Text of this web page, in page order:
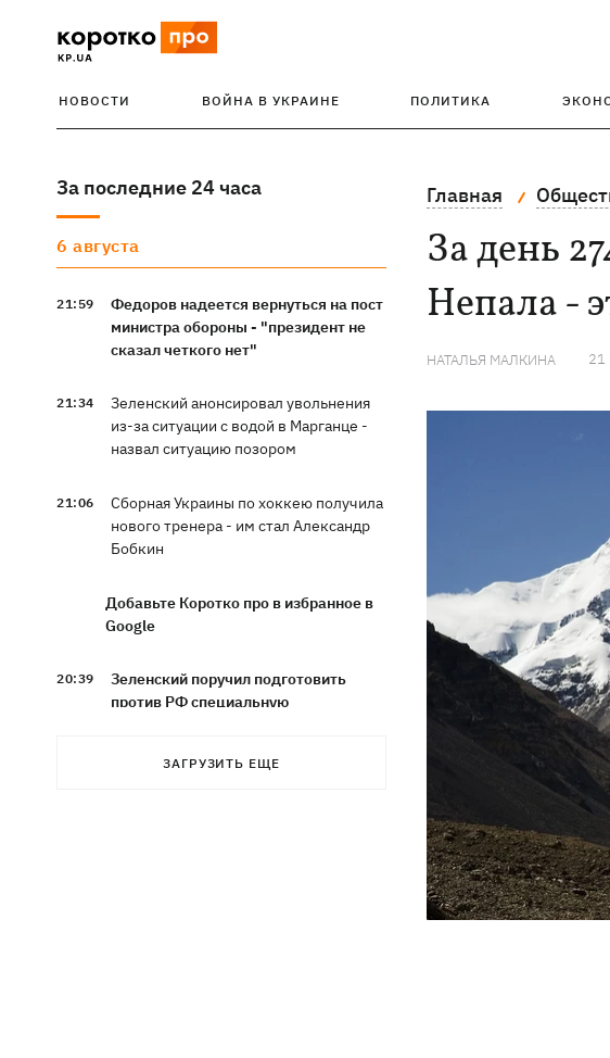
НОВОСТИ ВОЙНА В УКРАИНЕ ПОЛИТИКА
За последние 24 часа
6 августа
21:59
Федоров надеется вернуться на пост
министра обороны - "президент не
сказал четкого нет"
21:34
Зеленский анонсировал увольнения
из-за ситуации с водой в Марганце -
назвал ситуацию позором
21:06
Сборная Украины по хоккею получила
нового тренера - им стал Александр
Бобкин
Добавьте Коротко про в избранное в
Google
20:39
Зеленский поручил подготовить
против РФ специальную
ЗАГРУЗИТЬ ЕЩЕ
Главная
За день
Непала -
НАТАЛЬЯ МАЛКИНА 21